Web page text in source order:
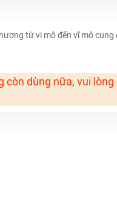
tiếng
thi TN THPT - ĐH ít nhất 25 điểm
khoá học tại Tuyensinh247
15/11)
- Văn - Anh năm 2018
từ vi mô đến vĩ mô
còn dùng nữa, vui